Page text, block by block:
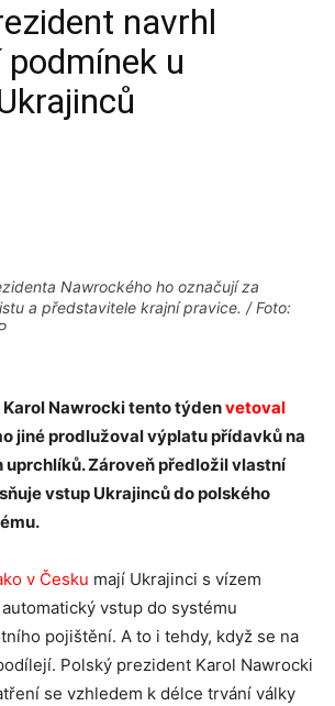
navrhl
u
Nawrockého ho označují za
a představitele krajní pravice. / Foto:
Nawrocki tento týdenvetoval
jiné prodlužoval výplatu přídavků na
Zároveň předložil vlastní
vstup Ukrajinců do polského
v Česku mají Ukrajinci s vízem
vstup do systému
pojištění. A to i tehdy, když se na
Polský prezident Karol Nawrocki
se vzhledem k délce trvání války